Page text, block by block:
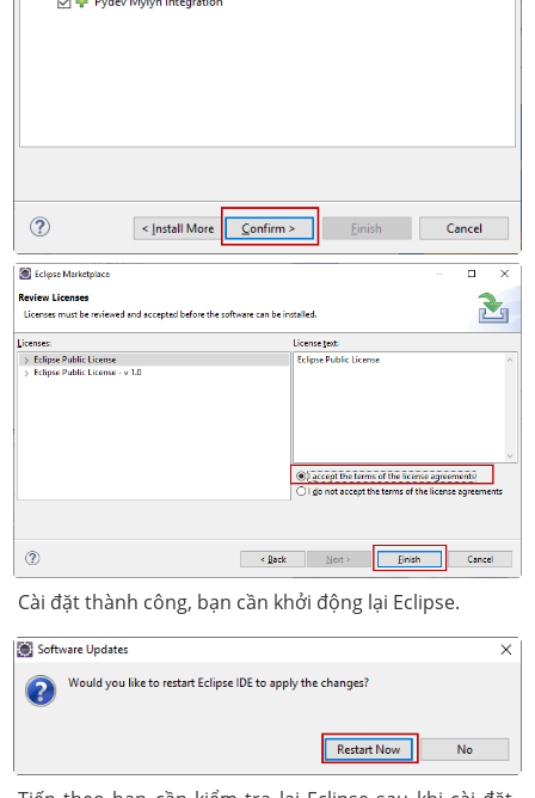
Cài đặt thành công, bạn cần khởi động lại Eclipse.